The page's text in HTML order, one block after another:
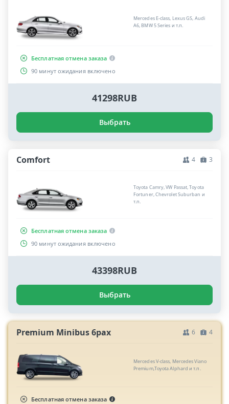
Mercedes E-class, Lexus GS, Audi
A6, BMW 5 Series и т.п.
Бесплатная отмена заказа
90 минут ожидания включено
41298RUB
Выбрать
Comfort 4 3
Toyota Camry, VW Passat, Toyota
Fortuner, Chevrolet Suburban и
т.п.
Бесплатная отмена заказа
90 минут ожидания включено
43398RUB
Выбрать
Premium Minibus 6pax 6 4
Mercedes V-class, Mercedes Viano
Premium,Toyota Alphard и т.п.
Бесплатная отмена заказа